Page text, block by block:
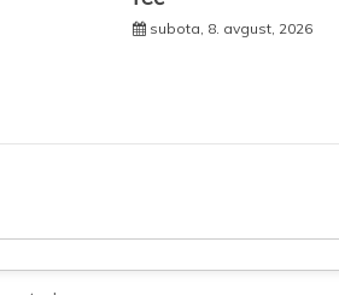
subota, 8. avgust, 2026